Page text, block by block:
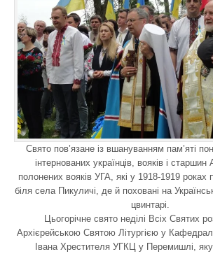
Свято пов’язане із вшануванням пам’яті
інтернованих українців, вояків і
полонених вояків УГА, які у 1918-1919 роках
біля села Пикуличі, де й поховані на
цвинтарі.
Цьогорічне свято неділі Всіх Святих
Архієрейською Святою Літургією у
Івана Хрестителя УГКЦ у Перемишлі,